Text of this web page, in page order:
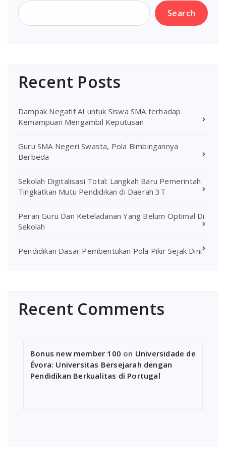
Search
Recent Posts
Dampak Negatif AI untuk Siswa SMA terhadap
Kemampuan Mengambil Keputusan
Guru SMA Negeri Swasta, Pola Bimbingannya
Berbeda
Sekolah Digitalisasi Total: Langkah Baru Pemerintah
Tingkatkan Mutu Pendidikan di Daerah 3T
Peran Guru Dan Keteladanan Yang Belum Optimal Di
Sekolah
Pendidikan Dasar Pembentukan Pola Pikir Sejak Dini
Recent Comments
Bonus new member 100 on Universidade de
Évora: Universitas Bersejarah dengan
Pendidikan Berkualitas di Portugal